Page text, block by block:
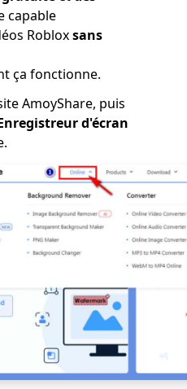
capable
Robloxsans
ça fonctionne.
AmoyShare, puis
d'écran